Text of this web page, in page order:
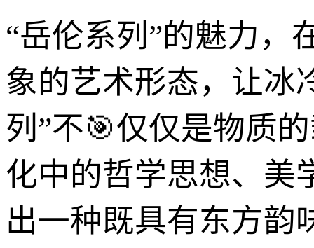
“岳伦系列”的魅力，
象的艺术形态，让冰
列”不🎯仅仅是物质
化中的哲学思想、美
出一种既具有东方韵